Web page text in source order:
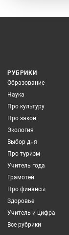
РУБРИКИ
Образование
Наука
Про культуру
Про закон
Экология
Выбор дня
Про туризм
Учитель года
Грамотей
Про финансы
Здоровье
Учитель и цифра
Все рубрики